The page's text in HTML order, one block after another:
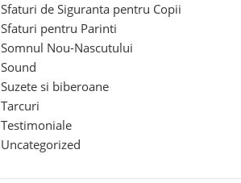
Sfaturi de Siguranta pentru Copii
Sfaturi pentru Parinti
Somnul Nou-Nascutului
Sound
Suzete si biberoane
Tarcuri
Testimoniale
Uncategorized